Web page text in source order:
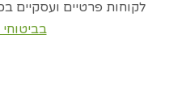
לקוחות פרטיים ועסקיים